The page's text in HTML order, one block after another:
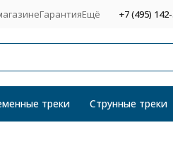
ГарантияЕщё +7 (495)
треки Струнные треки